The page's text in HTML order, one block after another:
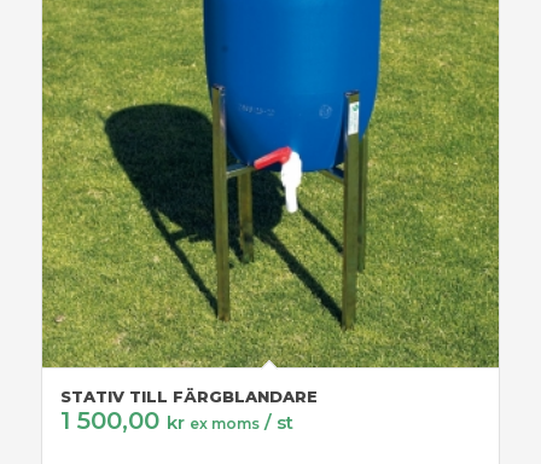
STATIV TILL FÄRGBLANDARE
1 500,00 kr ex moms / st